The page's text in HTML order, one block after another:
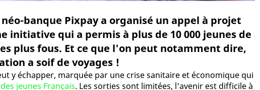
banque Pixpay a organisé un appel à projet
initiative qui a permis à plus de 10 000 jeunes de
plus fous. Et ce que l'on peut notamment dire,
a soif de voyages !
y échapper, marquée par une crise sanitaire et économique qui
jeunes Français. Les sorties sont limitées, l'avenir est difficile à